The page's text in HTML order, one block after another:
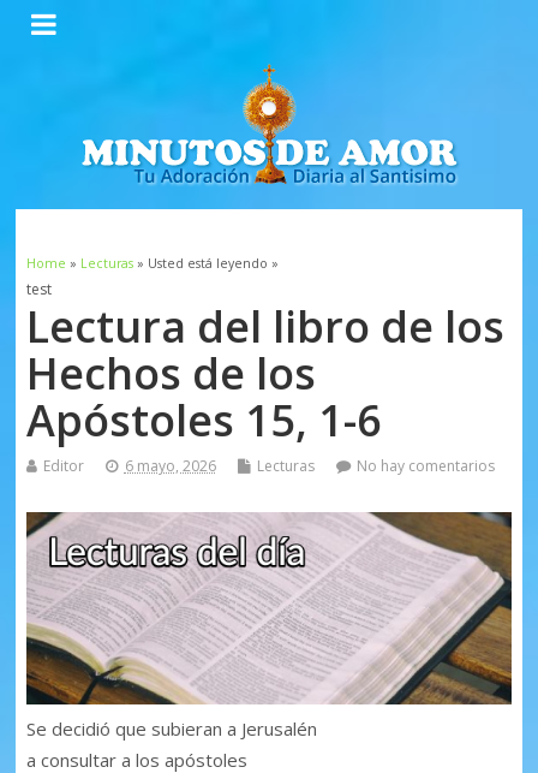
Home » Lecturas» Usted está leyendo »
test
Lectura del libro de los
Hechos de los
Apóstoles 15, 1-6
Editor 6 mayo, 2026 Lecturas No hay comentarios
Se decidió que subieran a Jerusalén
a consultar a los apóstoles